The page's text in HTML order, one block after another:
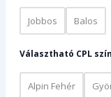
Jobbos Balos
Választható CPL szín
Alpin Fehér